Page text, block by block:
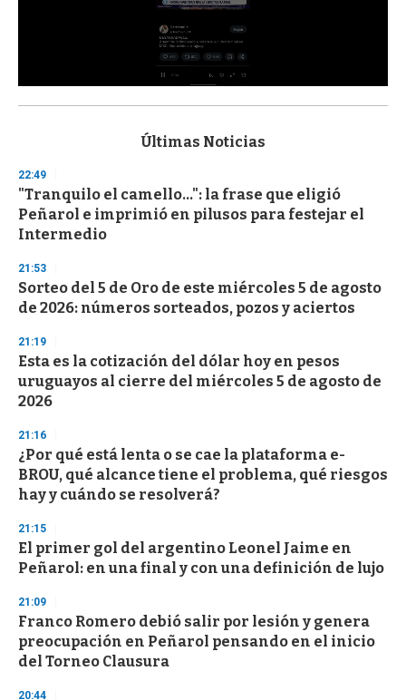
s
d
s
o
f
3
s
e
c
o
d
s
Últimas Noticias
22:49
"Tranquilo el camello...": la frase que eligió
Peñarol e imprimió en pilusos para festejar el
Intermedio
21:53
Sorteo del 5 de Oro de este miércoles 5 de agosto
de 2026: números sorteados, pozos y aciertos
21:19
Esta es la cotización del dólar hoy en pesos
uruguayos al cierre del miércoles 5 de agosto de
2026
21:16
¿Por qué está lenta o se cae la plataforma e-
BROU, qué alcance tiene el problema, qué riesgos
hay y cuándo se resolverá?
21:15
El primer gol del argentino Leonel Jaime en
Peñarol: en una final y con una definición de lujo
21:09
Franco Romero debió salir por lesión y genera
preocupación en Peñarol pensando en el inicio
del Torneo Clausura
20:44